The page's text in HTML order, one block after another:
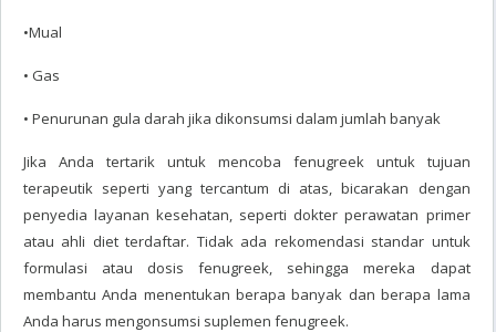
•Mual
• Gas
• Penurunan gula darah jika dikonsumsi dalam jumlah banyak
Jika Anda tertarik untuk mencoba fenugreek untuk tujuan
terapeutik seperti yang tercantum di atas, bicarakan dengan
penyedia layanan kesehatan, seperti dokter perawatan primer
atau ahli diet terdaftar. Tidak ada rekomendasi standar untuk
formulasi atau dosis fenugreek, sehingga mereka dapat
membantu Anda menentukan berapa banyak dan berapa lama
Anda harus mengonsumsi suplemen fenugreek.